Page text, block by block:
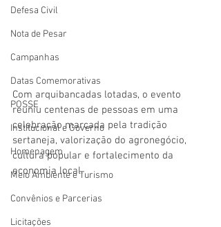
Defesa Civil
Nota de Pesar
Campanhas
Datas Comemorativas
POSSE
Institucional e Governo
Homenagem
Meio Ambiente e Turismo
Convênios e Parcerias
Licitações
Com arquibancadas lotadas, o evento
reuniu centenas de pessoas em uma
celebração marcada pela tradição
sertaneja, valorização do agronegócio,
cultura popular e fortalecimento da
economia local.